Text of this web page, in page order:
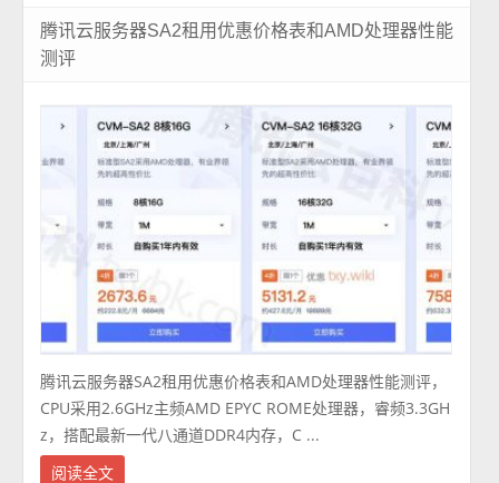
腾讯云服务器SA2租用优惠价格表和AMD处理器性能
测评
腾讯云服务器SA2租用优惠价格表和AMD处理器性能测评，
CPU采用2.6GHz主频AMD EPYC ROME处理器，睿频3.3GH
z，搭配最新一代八通道DDR4内存，C ...
阅读全文